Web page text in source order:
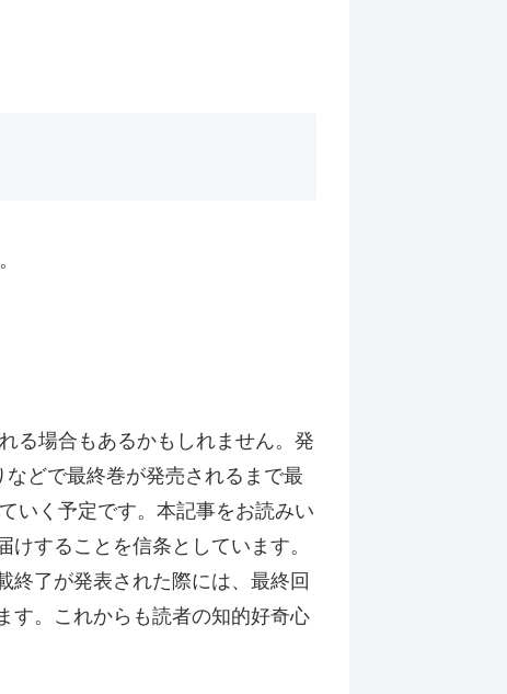
る場合もあるかもしれません。発
どで最終巻が発売されるまで最
いく予定です。本記事をお読みい
することを信条としています。
終了が発表された際には、最終回
す。これからも読者の知的好奇心